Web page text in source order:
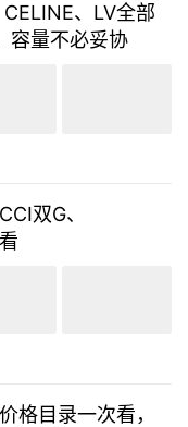
、LV全部
容量不必妥协
双G、
格目录一次看，